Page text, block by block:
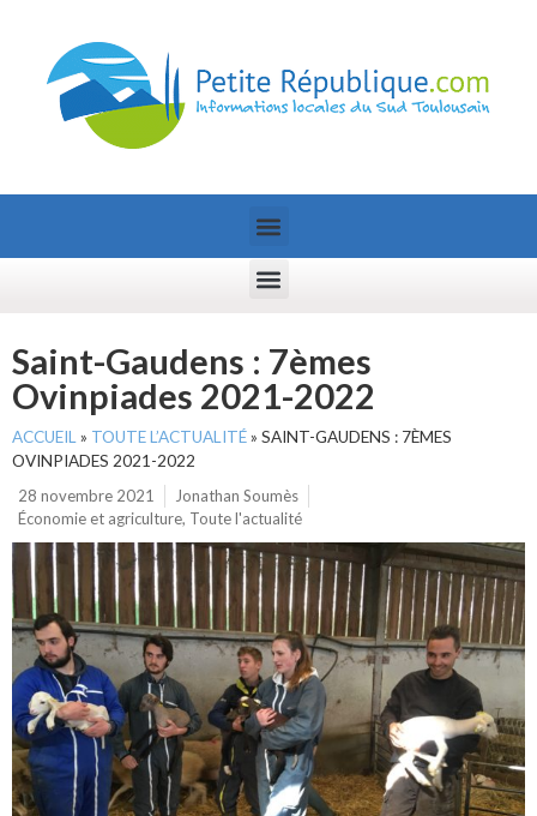
Saint-Gaudens : 7èmes
Ovinpiades 2021-2022
ACCUEIL » TOUTE L’ACTUALITÉ» SAINT-GAUDENS : 7ÈMES
OVINPIADES 2021-2022
28 novembre 2021
Jonathan Soumès
Économie et agriculture, Toute l'actualité